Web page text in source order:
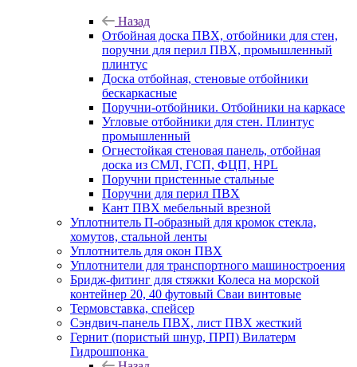
Назад
Отбойная доска ПВХ, отбойники для стен,
поручни для перил ПВХ, промышленный
плинтус
Доска отбойная, стеновые отбойники
бескаркасные
Поручни-отбойники. Отбойники на каркасе
Угловые отбойники для стен. Плинтус
промышленный
Огнестойкая стеновая панель, отбойная
доска из СМЛ, ГСП, ФЦП, HPL
Поручни пристенные стальные
Поручни для перил ПВХ
Кант ПВХ мебельный врезной
Уплотнитель П-образный для кромок стекла,
хомутов, стальной ленты
Уплотнитель для окон ПВХ
Уплотнители для транспортного машиностроения
Бридж-фитинг для стяжки Колеса на морской
контейнер 20, 40 футовый Сваи винтовые
Термовставка, спейсер
Сэндвич-панель ПВХ, лист ПВХ жесткий
Гернит (пористый шнур, ПРП) Вилатерм
Гидрошпонка